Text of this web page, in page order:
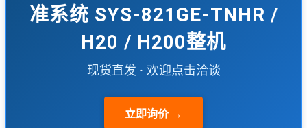
准系统 SYS-821GE-TNHR /
H20 / H200整机
现货直发 · 欢迎点击洽谈
立即询价 →